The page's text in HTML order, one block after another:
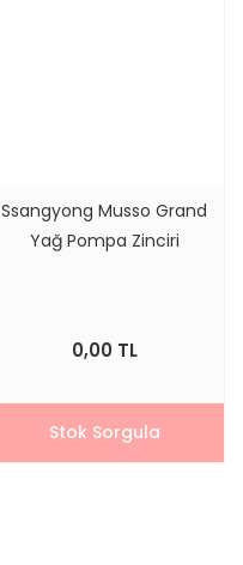
Ssangyong Musso Grand
Yağ Pompa Zinciri
0,00 TL
Stok Sorgula